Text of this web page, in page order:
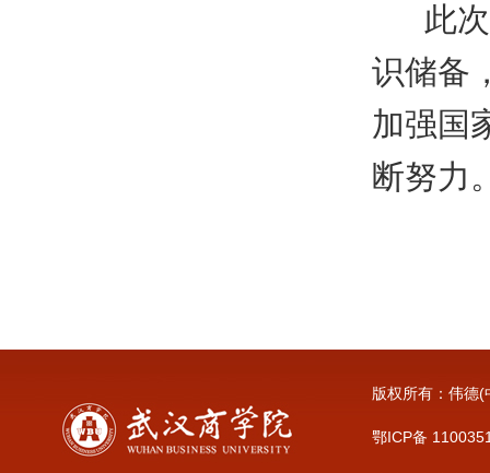
此次
识储备
加强国
断努力
版权所有：伟
鄂ICP备